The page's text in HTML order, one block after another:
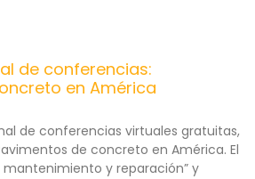
de conferencias:
en América
de conferencias virtuales gratuitas,
de concreto en América. El
mantenimiento y reparación” y